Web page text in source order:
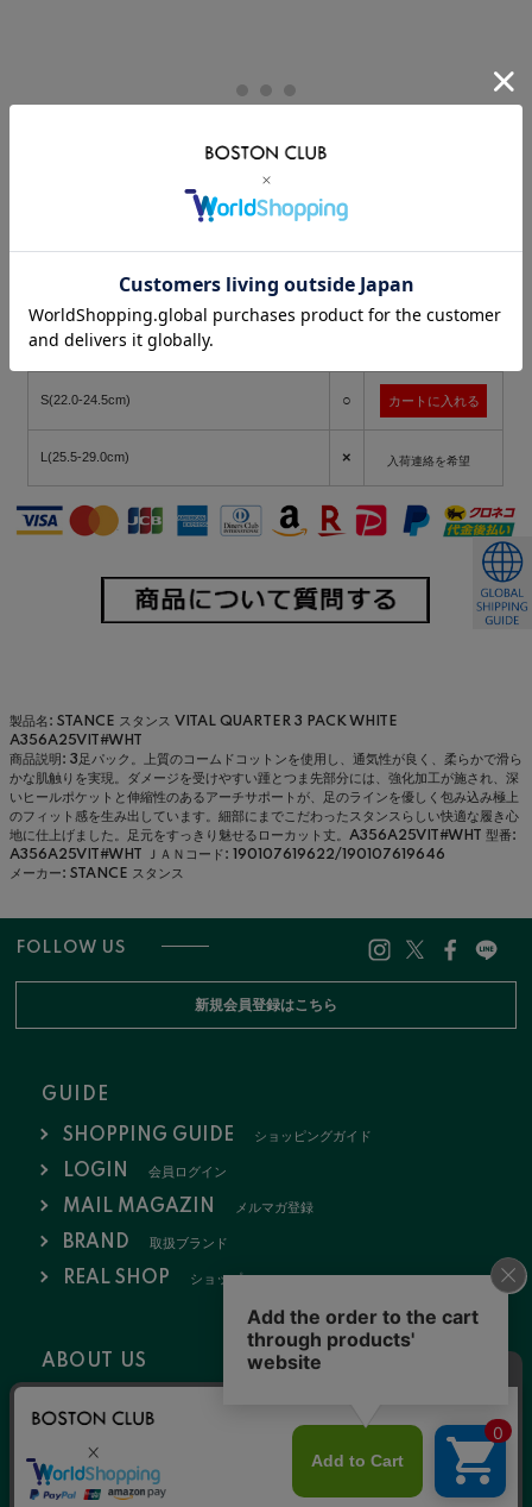
購入数: 点
サイズ
在
S(22.0-24.5cm) ○
L(25.5-29.0cm) × 入荷連絡を希望
製品名: STANCE スタンス VITAL QUARTER 3 PACK WHITE
A356A25VIT#WHT
商品説明: 3足パック。上質のコームドコットンを使用し、通気性が良く、柔らかで滑ら
かな肌触りを実現。ダメージを受けやすい踵とつま先部分には、強化加工が施され、深
いヒールポケットと伸縮性のあるアーチサポートが、足のラインを優しく包み込み極上
のフィット感を生み出しています。細部にまでこだわったスタンスらしい快適な履き心
地に仕上げました。足元をすっきり魅せるローカット丈。A356A25VIT#WHT 型番:
A356A25VIT#WHT ＪＡＮコード: 190107619622/190107619646
メーカー: STANCE スタンス
FOLLOW US
新規会員登録はこちら
GUIDE
SHOPPING GUIDE ショッピングガイド
LOGIN 会員ログイン
MAIL MAGAZIN メルマガ登録
BRAND 取扱ブランド
REAL SHOP ショップ
ABOUT US
特定商取引法
ポリシー